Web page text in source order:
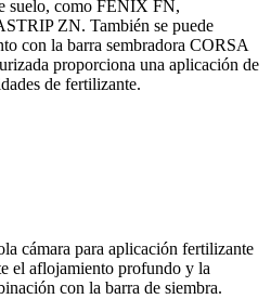
suelo, como FENIX FN,
ZN. También se puede
con la barra sembradora CORSA
proporciona una aplicación de
de fertilizante.
cámara para aplicación fertilizante
el aflojamiento profundo y la
con la barra de siembra.